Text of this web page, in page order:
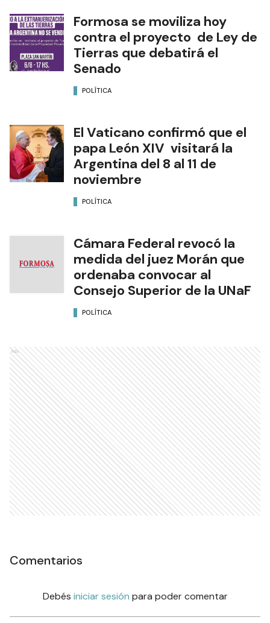
Formosa se moviliza hoy
contra el proyecto de Ley de
Tierras que debatirá el
Senado
POLÍTICA
El Vaticano confirmó que el
papa León XIV visitará la
Argentina del 8 al 11 de
noviembre
POLÍTICA
Cámara Federal revocó la
medida del juez Morán que
ordenaba convocar al
Consejo Superior de la UNaF
POLÍTICA
Ads
Comentarios
Debés iniciar sesión para poder comentar